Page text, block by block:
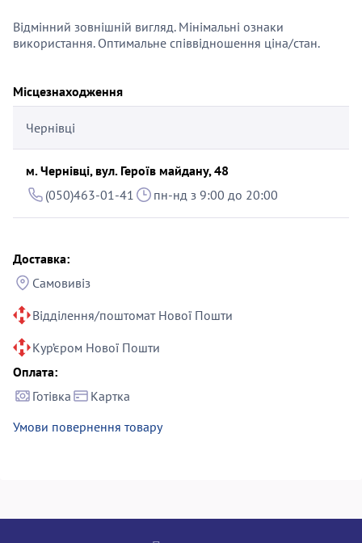
Відмінний зовнішній вигляд. Мінімальні ознаки
використання. Оптимальне співвідношення ціна/стан.
Місцезнаходження
Чернівці
м. Чернівці, вул. Героїв майдану, 48
(050)463-01-41
пн-нд з 9:00 до 20:00
Доставка:
Самовивіз
Відділення/поштомат Нової Пошти
Кур’єром Нової Пошти
Оплата:
Готівка
Картка
Умови повернення товару